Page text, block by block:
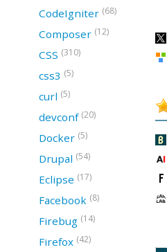
CodeIgniter (68)
Composer (12)
CSS (310)
css3 (5)
curl (5)
devconf (20)
Docker (5)
Drupal (54)
Eclipse (17)
Facebook (8)
Firebug (14)
Firefox (42)